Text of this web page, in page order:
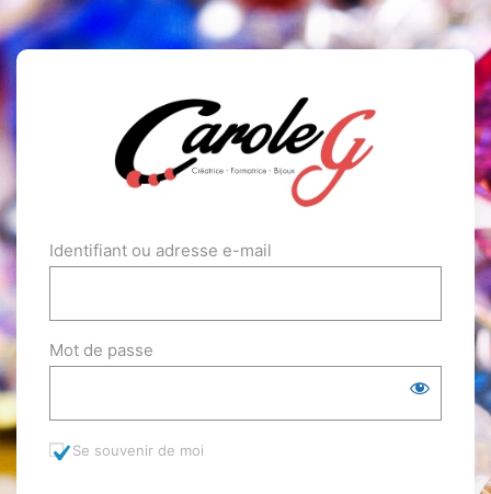
Identifiant ou adresse e-mail
Mot de passe
Se souvenir de moi